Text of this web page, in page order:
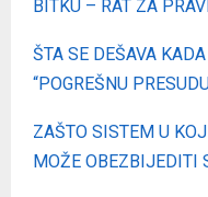
BITKU – RAT ZA
ŠTA SE DEŠAVA
“POGREŠNU
ZAŠTO SISTEM U
MOŽE OBEZBIJEDITI